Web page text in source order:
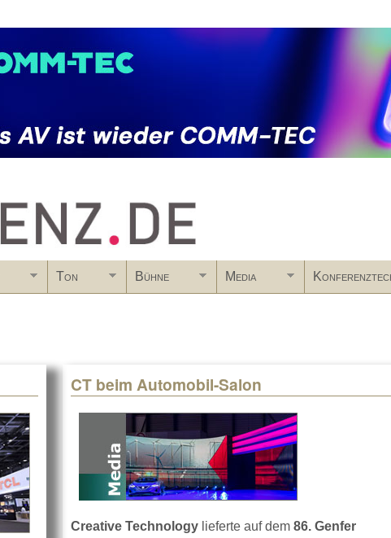
Ton Bühne Media
CT beim Automobil-Salon
Creative Technology lieferte auf dem 86. Genfer